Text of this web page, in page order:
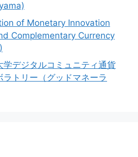
of Monetary Innovation
Complementary Currency
学デジタルコミュニティ通貨
ラトリー（グッドマネーラ